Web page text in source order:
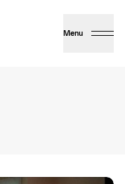
Menu